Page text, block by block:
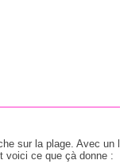
sur la plage. Avec un l
voici ce que çà donne :